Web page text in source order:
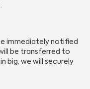
immediately notified
be transferred to
big, we will securely